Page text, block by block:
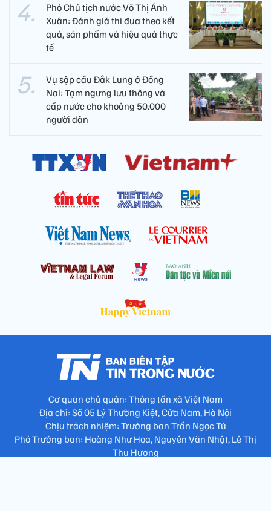
Phó Chủ tịch nước Võ Thị Ánh
Xuân: Đánh giá thi đua theo kết
quả, sản phẩm và hiệu quả thực
tế
Vụ sập cầu Đắk Lung ở Đồng
Nai: Tạm ngưng lưu thông và
cấp nước cho khoảng 50.000
người dân
Cơ quan chủ quản: Thông tấn xã Việt Nam
Địa chỉ: Số 05 Lý Thường Kiệt, Cửa Nam, Hà Nội
Chịu trách nhiệm: Trưởng ban Trần Ngọc Tú
Phó Trưởng ban: Hoàng Như Hoa, Nguyễn Văn Nhật, Lê Thị
Thu Hương